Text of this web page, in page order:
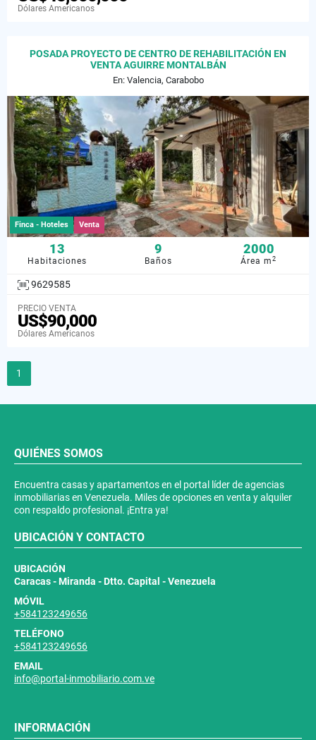
Dólares Americanos
POSADA PROYECTO DE CENTRO DE REHABILITACIÓN EN
VENTA AGUIRRE MONTALBÁN
En: Valencia, Carabobo
Finca - Hoteles Venta
13
Habitaciones
9
Baños
2000
Área m2
9629585
PRECIO VENTA
US$90,000
Dólares Americanos
1
QUIÉNES SOMOS
Encuentra casas y apartamentos en el portal líder de agencias
inmobiliarias en Venezuela. Miles de opciones en venta y alquiler
con respaldo profesional. ¡Entra ya!
UBICACIÓN Y CONTACTO
UBICACIÓN
Caracas - Miranda - Dtto. Capital - Venezuela
MÓVIL
+584123249656
TELÉFONO
+584123249656
EMAIL
info@portal-inmobiliario.com.ve
INFORMACIÓN